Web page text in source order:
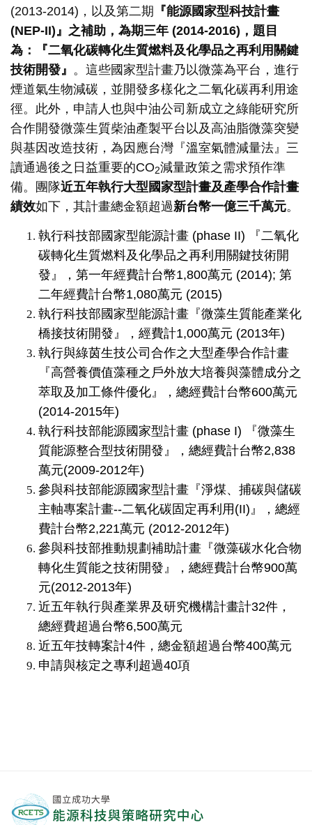
(2013-2014)，以及第二期 『能源國家型科技計畫
(NEP-II)』之補助，為期三年 (2014-2016) ，題目
為：『二氧化碳轉化生質燃料及化學品之再利用關鍵
技術開發』 。這些國家型計畫乃以微藻為平台，進行
煙道氣生物減碳，並開發多樣化之二氧化碳再利用途
徑。此外，申請人也與中油公司新成立之綠能研究所
合作開發微藻生質柴油產製平台以及高油脂微藻突變
與基因改造技術，為因應台灣『溫室氣體減量法』三
讀通過後之日益重要的CO2減量政策之需求預作準
備。團隊近五年執行大型國家型計畫及產學合作計畫
績效如下，其計畫總金額超過新台幣一億三千萬元。
執行科技部國家型能源計畫 (phase II) 『二氧化
碳轉化生質燃料及化學品之再利用關鍵技術開
發』，第一年經費計台幣1,800萬元 (2014); 第
二年經費計台幣1,080萬元 (2015)
執行科技部國家型能源計畫『微藻生質能產業化
橋接技術開發』，經費計1,000萬元 (2013年)
執行與綠茵生技公司合作之大型產學合作計畫
『高營養價值藻種之戶外放大培養與藻體成分之
萃取及加工條件優化』，總經費計台幣600萬元
(2014-2015年)
執行科技部能源國家型計畫 (phase I) 『微藻生
質能源整合型技術開發』，總經費計台幣2,838
萬元(2009-2012年)
參與科技部能源國家型計畫『淨煤、捕碳與儲碳
主軸專案計畫--二氧化碳固定再利用(II)』，總經
費計台幣2,221萬元 (2012-2012年)
參與科技部推動規劃補助計畫『微藻碳水化合物
轉化生質能之技術開發』，總經費計台幣900萬
元(2012-2013年)
近五年執行與產業界及研究機構計畫計32件，
總經費超過台幣6,500萬元
近五年技轉案計4件，總金額超過台幣400萬元
申請與核定之專利超過40項